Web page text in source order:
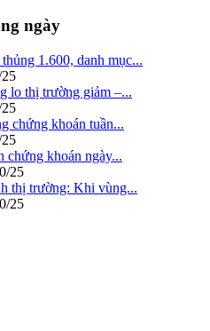
ngày
1.600, danh mục...
lo thị trường giảm –...
chứng khoán tuần...
chứng khoán ngày...
25
thị trường: Khi vùng...
25